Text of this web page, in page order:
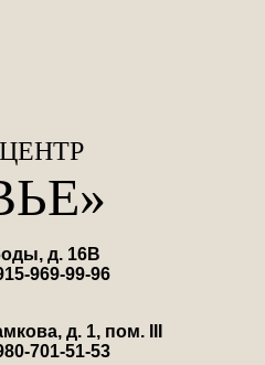
д. 16В
969-99-96
д. 1, пом. III
701-51-53